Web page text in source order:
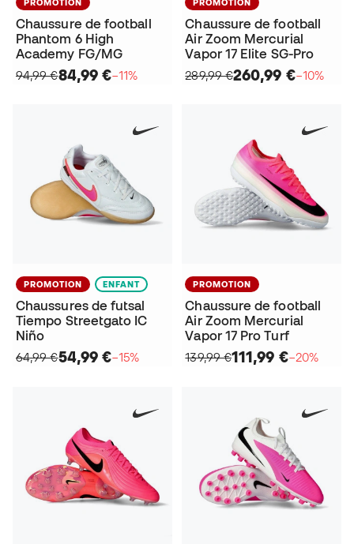
PROMOTION
Chaussure de football
Phantom 6 High
Academy FG/MG
94,99 €84,99 €−11%
PROMOTION
Chaussure de football
Air Zoom Mercurial
Vapor 17 Elite SG-Pro
289,99 €260,99 €−10%
PROMOTION ENFANT
Chaussures de futsal
Tiempo Streetgato IC
Niño
64,99 €54,99 €−15%
PROMOTION
Chaussure de football
Air Zoom Mercurial
Vapor 17 Pro Turf
139,99 €111,99 €−20%